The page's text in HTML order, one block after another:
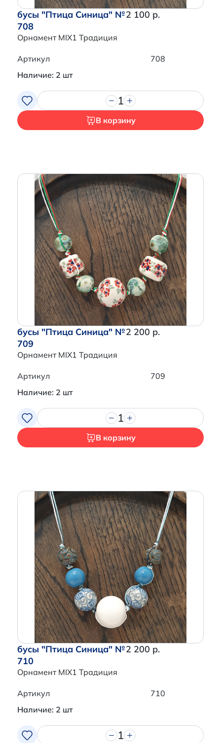
Итого:
Продолжить покупки
Перейти в корзину
бусы "Птица Синица" №
708
Орнамент MIX1 Традиция
2 100 р.
Артикул
708
Наличие: 2 шт
1
В корзину
бусы "Птица Синица" №
709
Орнамент MIX1 Традиция
2 200 р.
Артикул
709
Наличие: 2 шт
1
В корзину
бусы "Птица Синица" №
710
Орнамент MIX1 Традиция
2 200 р.
Артикул
710
Наличие: 2 шт
1